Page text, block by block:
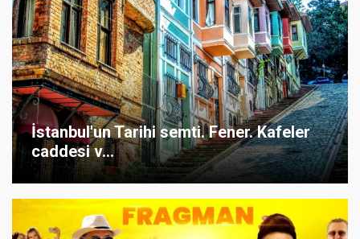
İstanbul'un Tarihi semti. Fener. Kafeler
caddesi v...